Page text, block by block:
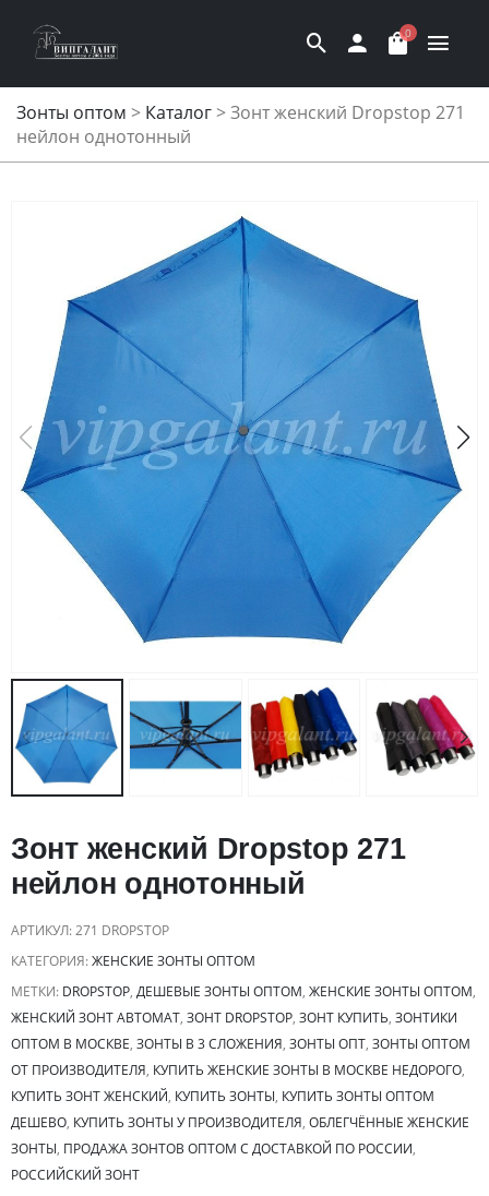
0
Зонты оптом > Каталог>Зонт женский Dropstop 271
нейлон однотонный
Зонт женский Dropstop 271
нейлон однотонный
АРТИКУЛ:271 DROPSTOP
КАТЕГОРИЯ:ЖЕНСКИЕ ЗОНТЫ ОПТОМ
МЕТКИ: DROPSTOP, ДЕШЕВЫЕ ЗОНТЫ ОПТОМ, ЖЕНСКИЕ ЗОНТЫ ОПТОМ,
ЖЕНСКИЙ ЗОНТ АВТОМАТ, ЗОНТ DROPSTOP, ЗОНТ КУПИТЬ, ЗОНТИКИ
ОПТОМ В МОСКВЕ, ЗОНТЫ В 3 СЛОЖЕНИЯ, ЗОНТЫ ОПТ, ЗОНТЫ ОПТОМ
ОТ ПРОИЗВОДИТЕЛЯ, КУПИТЬ ЖЕНСКИЕ ЗОНТЫ В МОСКВЕ НЕДОРОГО,
КУПИТЬ ЗОНТ ЖЕНСКИЙ, КУПИТЬ ЗОНТЫ, КУПИТЬ ЗОНТЫ ОПТОМ
ДЕШЕВО, КУПИТЬ ЗОНТЫ У ПРОИЗВОДИТЕЛЯ, ОБЛЕГЧЁННЫЕ ЖЕНСКИЕ
ЗОНТЫ, ПРОДАЖА ЗОНТОВ ОПТОМ С ДОСТАВКОЙ ПО РОССИИ,
РОССИЙСКИЙ ЗОНТ